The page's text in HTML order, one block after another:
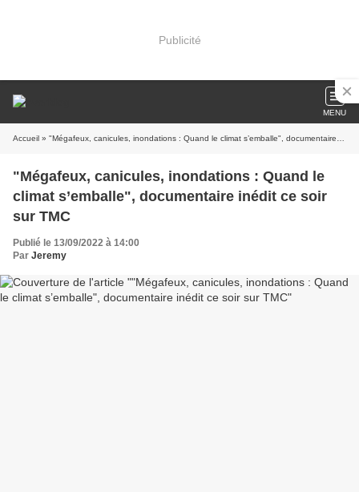
Publicité
MENU
Accueil » "Mégafeux, canicules, inondations : Quand le climat s’emballe", documentaire inédit ce soir sur TMC
"Mégafeux, canicules, inondations : Quand le
climat s’emballe", documentaire inédit ce soir
sur TMC
Publié le 13/09/2022 à 14:00
Par Jeremy